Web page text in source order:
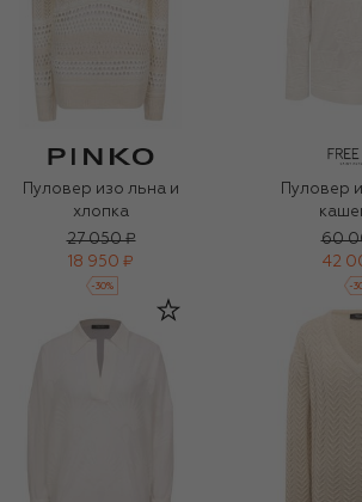
Пуловер изо льна и
хлопка
27 050 ₽
18 950 ₽
-30%
Пуловер
60
42
-